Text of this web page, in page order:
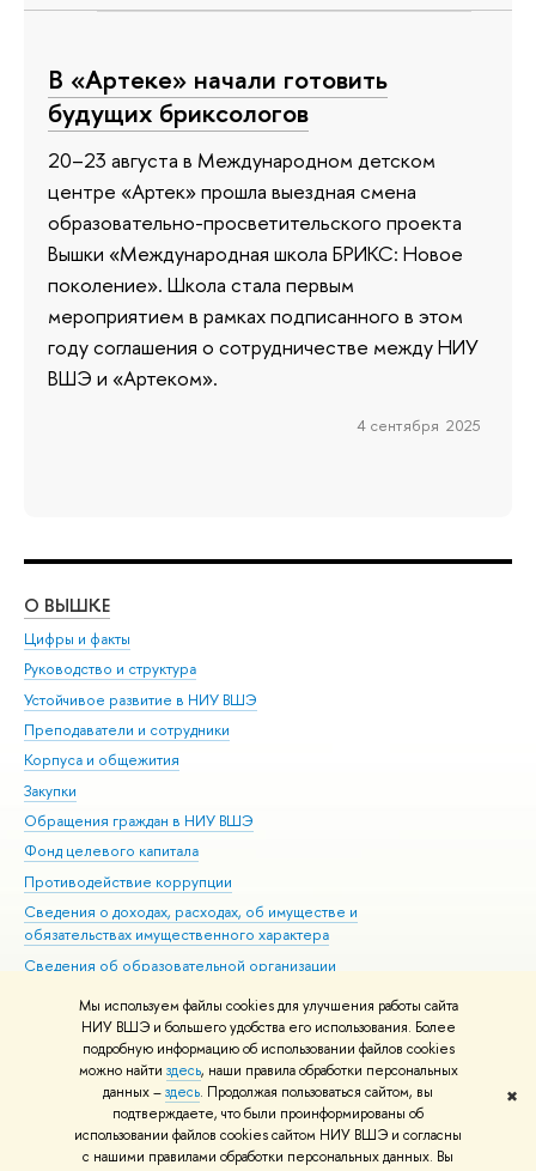
Мы используем файлы cookies для улучшения работы сайта
НИУ ВШЭ и большего удобства его использования. Более
подробную информацию об использовании файлов cookies
можно найти здесь, наши правила обработки персональных
данных –здесь. Продолжая пользоваться сайтом, вы
подтверждаете, что были проинформированы об
использовании файлов cookies сайтом НИУ ВШЭ и согласны
с нашими правилами обработки персональных данных. Вы
✖
В «Артеке» начали готовить
будущих бриксологов
20–23 августа в Международном детском
центре «Артек» прошла выездная смена
образовательно-просветительского проекта
Вышки «Международная школа БРИКС: Новое
поколение». Школа стала первым
мероприятием в рамках подписанного в этом
году соглашения о сотрудничестве между НИУ
ВШЭ и «Артеком».
4 сентября 2025
О ВЫШКЕ
Цифры и факты
Руководство и структура
Устойчивое развитие в НИУ ВШЭ
Преподаватели и сотрудники
Корпуса и общежития
Закупки
Обращения граждан в НИУ ВШЭ
Фонд целевого капитала
Противодействие коррупции
Сведения о доходах, расходах, об имуществе и
обязательствах имущественного характера
Сведения об образовательной организации
Людям с ограниченными возможностями здоровья
Единая платежная страница
Работа в Вышке
© НИУ ВШЭ 1993–2026 Адреса и контакты Условия использования
материалов Политика конфиденциальности Карта сайта